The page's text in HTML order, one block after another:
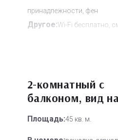
принадлежности, фен
Другое:Wi-Fi бесплатно,
2-комнатный с
балконом, вид
Площадь:45 кв. м.